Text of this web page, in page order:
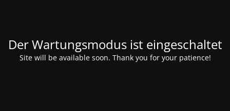
Der Wartungsmodus ist eingeschaltet
Site will be available soon. Thank you for your patience!